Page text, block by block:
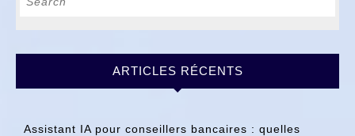
ARTICLES RÉCENTS
Assistant IA pour conseillers bancaires : quelles